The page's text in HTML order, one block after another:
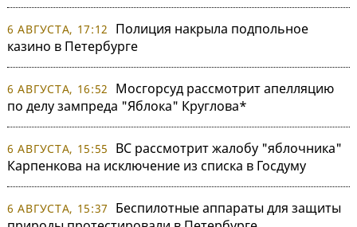
6 АВГУСТА, 17:12
Полиция накрыла подпольное
казино в Петербурге
6 АВГУСТА, 16:52
Мосгорсуд рассмотрит апелляцию
по делу зампреда "Яблока" Круглова*
6 АВГУСТА, 15:55
ВС рассмотрит жалобу "яблочника"
Карпенкова на исключение из списка в Госдуму
6 АВГУСТА, 15:37
Беспилотные аппараты для защиты